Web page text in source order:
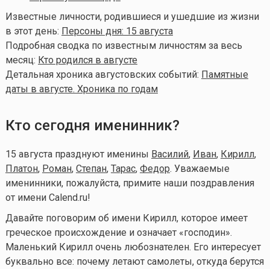
Известные личности, родившиеся и ушедшие из жизни
в этот день: Персоны дня: 15 августа
Подробная сводка по известным личностям за весь
месяц: Кто родился в августе
Детальная хроника августовских событий: Памятные
даты в августе. Хроника по годам
Кто сегодня именинник?
15 августа празднуют именины Василий, Иван, Кирилл,
Платон, Роман, Степан, Тарас, Федор. Уважаемые
именинники, пожалуйста, примите наши поздравления
от имени Calend.ru!
Давайте поговорим об имени Кирилл, которое имеет
греческое происхождение и означает «господин».
Маленький Кирилл очень любознателен. Его интересует
буквально все: почему летают самолеты, откуда берутся